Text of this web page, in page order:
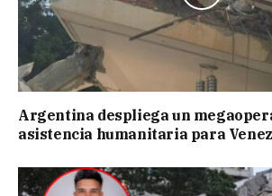
Argentina despliega un
asistencia humanitaria para